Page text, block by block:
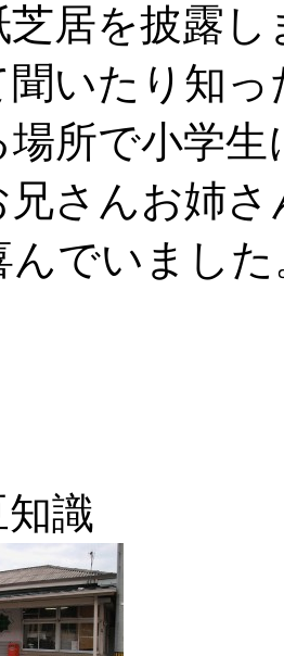
芝居を披露し
いたり知
場所で小学
さんお姉
んでいました
知識